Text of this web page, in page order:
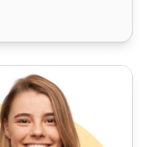
hàng đầu